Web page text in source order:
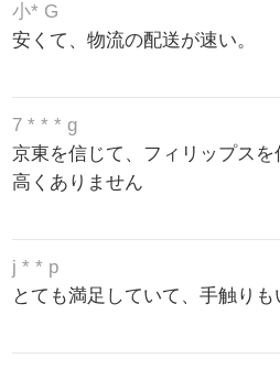
小* G
安くて、物流の配送が速い。
7 * * * g
京東を信じて、フィリップス
高くありません
j * * p
とても満足していて、手触りも